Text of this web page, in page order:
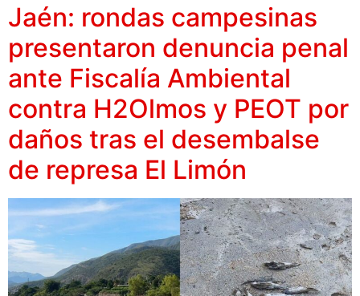
Jaén: rondas campesinas
presentaron denuncia penal
ante Fiscalía Ambiental
contra H2Olmos y PEOT por
daños tras el desembalse
de represa El Limón